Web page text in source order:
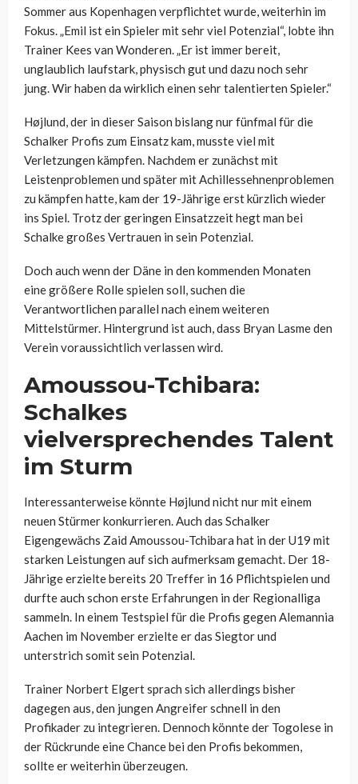
Sommer aus Kopenhagen verpflichtet wurde, weiterhin im
Fokus. „Emil ist ein Spieler mit sehr viel Potenzial“, lobte ihn
Trainer Kees van Wonderen. „Er ist immer bereit,
unglaublich laufstark, physisch gut und dazu noch sehr
jung. Wir haben da wirklich einen sehr talentierten Spieler.“
Højlund, der in dieser Saison bislang nur fünfmal für die
Schalker Profis zum Einsatz kam, musste viel mit
Verletzungen kämpfen. Nachdem er zunächst mit
Leistenproblemen und später mit Achillessehnenproblemen
zu kämpfen hatte, kam der 19-Jährige erst kürzlich wieder
ins Spiel. Trotz der geringen Einsatzzeit hegt man bei
Schalke großes Vertrauen in sein Potenzial.
Doch auch wenn der Däne in den kommenden Monaten
eine größere Rolle spielen soll, suchen die
Verantwortlichen parallel nach einem weiteren
Mittelstürmer. Hintergrund ist auch, dass Bryan Lasme den
Verein voraussichtlich verlassen wird.
Amoussou-Tchibara:
Schalkes
vielversprechendes Talent
im Sturm
Interessanterweise könnte Højlund nicht nur mit einem
neuen Stürmer konkurrieren. Auch das Schalker
Eigengewächs Zaid Amoussou-Tchibara hat in der U19 mit
starken Leistungen auf sich aufmerksam gemacht. Der 18-
Jährige erzielte bereits 20 Treffer in 16 Pflichtspielen und
durfte auch schon erste Erfahrungen in der Regionalliga
sammeln. In einem Testspiel für die Profis gegen Alemannia
Aachen im November erzielte er das Siegtor und
unterstrich somit sein Potenzial.
Trainer Norbert Elgert sprach sich allerdings bisher
dagegen aus, den jungen Angreifer schnell in den
Profikader zu integrieren. Dennoch könnte der Togolese in
der Rückrunde eine Chance bei den Profis bekommen,
sollte er weiterhin überzeugen.